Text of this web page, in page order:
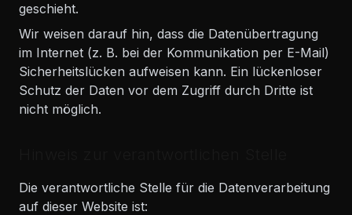
geschieht.
Wir weisen darauf hin, dass die Datenübertragung
im Internet (z. B. bei der Kommunikation per E-Mail)
Sicherheitslücken aufweisen kann. Ein lückenloser
Schutz der Daten vor dem Zugriff durch Dritte ist
nicht möglich.
Die verantwortliche Stelle für die Datenverarbeitung
auf dieser Website ist: